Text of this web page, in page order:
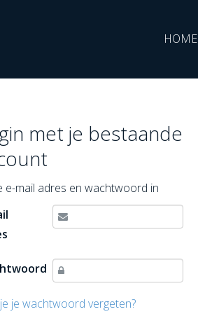
HOME
met je bestaande
e-mail adres en wachtwoord in
je wachtwoord vergeten?